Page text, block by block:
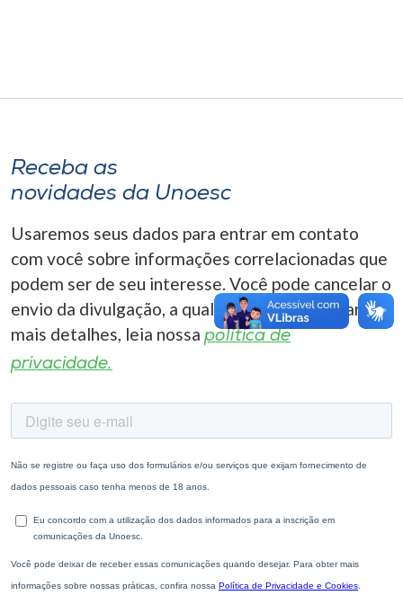
A+
Receba as
novidades da Unoesc
Usaremos seus dados para entrar em contato
com você sobre informações correlacionadas que
podem ser de seu interesse. Você pode cancelar o
envio da divulgação, a qualquer momento. Para
mais detalhes, leia nossa política de
privacidade.